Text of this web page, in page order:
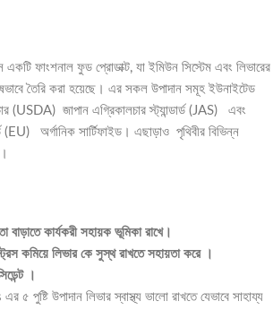
একটি ফাংশনাল ফুড প্রোডাক্ট, যা ইমিউন সিস্টেম এবং লিভারের
তৈরি করা হয়েছে। এর সকল উপাদান সমূহ ইউনাইটেড
(USDA) জাপান এগ্রিকালচার স্ট্যান্ডার্ড (JAS) এবং
(EU) অর্গানিক সার্টিফাইড। এছাড়াও পৃথিবীর বিভিন্ন
বাড়াতে কার্যকরী সহায়ক ভূমিকা রাখে।
কমিয়ে লিভার কে সুস্থ রাখতে সহায়তা করে ।
।
উপাদান লিভার স্বাস্থ্য ভালো রাখতে যেভাবে সাহায্য